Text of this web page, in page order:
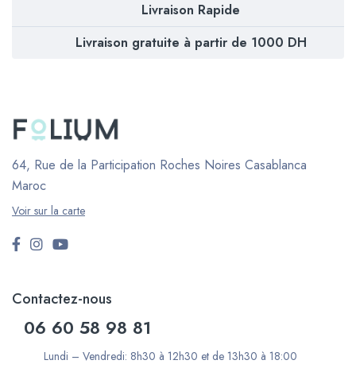
Livraison Rapide
Livraison gratuite à partir de 1000 DH
64, Rue de la Participation Roches Noires Casablanca
Maroc
Voir sur la carte
Contactez-nous
06 60 58 98 81
Lundi – Vendredi: 8h30 à 12h30 et de 13h30 à 18:00